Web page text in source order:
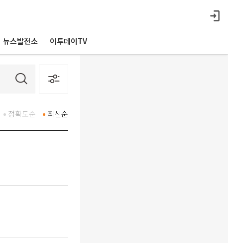
뉴스발전소 이투데이TV
최신순
정확도순